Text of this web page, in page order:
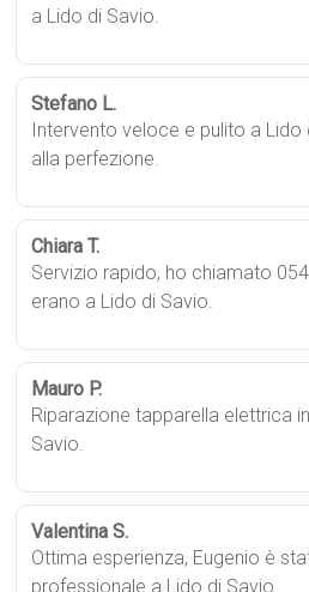
a Lido di Savio.
Stefano L.
Intervento veloce e pulito a
alla perfezione.
Chiara T.
Servizio rapido, ho chiamato
erano a Lido di Savio.
Mauro P.
Riparazione tapparella elettrica
Savio.
Valentina S.
Ottima esperienza, Eugenio è
professionale a Lido di Savio.